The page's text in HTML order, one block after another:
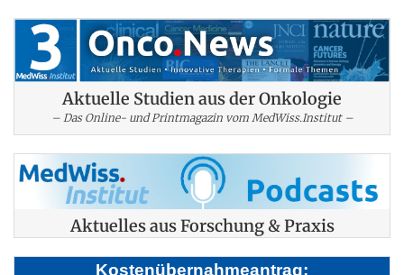
Aktuelle Studien aus der Onkologie
– Das Online- und Printmagazin vom MedWiss.Institut –
Aktuelles aus Forschung & Praxis
Kostenübernahmeantrag: